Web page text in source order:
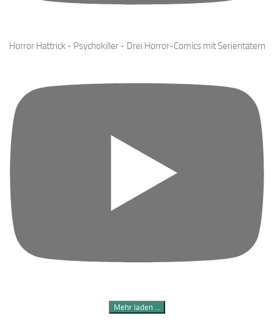
Horror Hattrick - Psychokiller - Drei Horror-Comics mit Serientätern
Mehr laden …